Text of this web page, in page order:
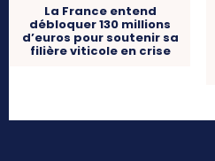
La France entend
débloquer 130 millions
d’euros pour soutenir sa
filière viticole en crise